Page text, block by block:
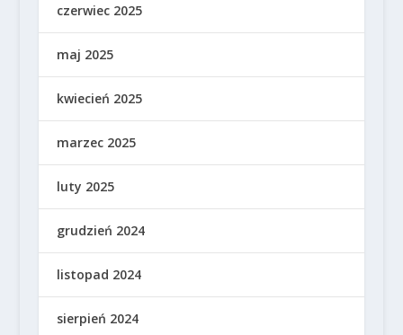
czerwiec 2025
maj 2025
kwiecień 2025
marzec 2025
luty 2025
grudzień 2024
listopad 2024
sierpień 2024